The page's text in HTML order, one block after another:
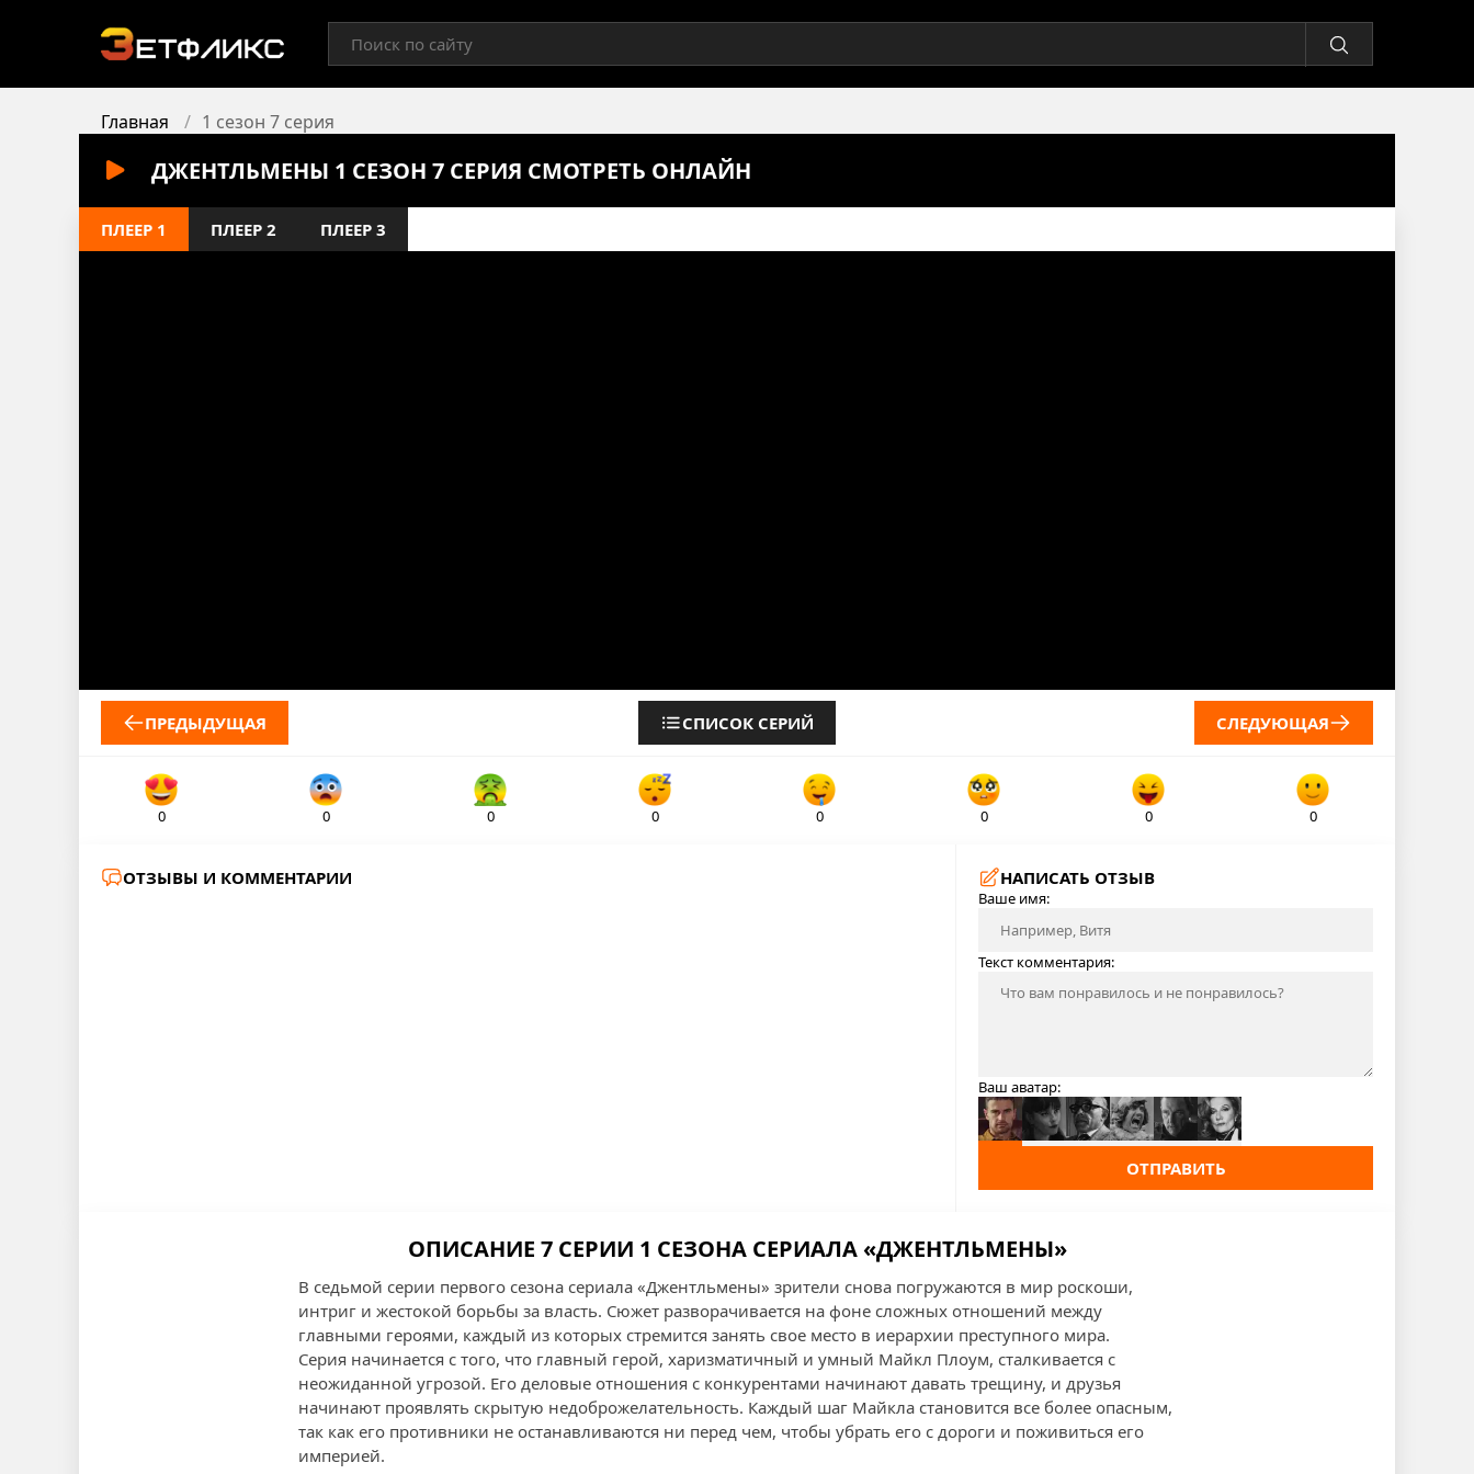
Главная 1 сезон 7 серия
ДЖЕНТЛЬМЕНЫ 1 СЕЗОН 7 СЕРИЯ СМОТРЕТЬ ОНЛАЙН
ПЛЕЕР 1 ПЛЕЕР 2 ПЛЕЕР 3
ПРЕДЫДУЩАЯ СПИСОК СЕРИЙ СЛЕДУЮЩАЯ
0 0 0 0 0 0 0 0
ОТЗЫВЫ И КОММЕНТАРИИ НАПИСАТЬ ОТЗЫВ
Ваше имя:
Текст комментария:
Ваш аватар:
ОТПРАВИТЬ
ОПИСАНИЕ 7 СЕРИИ 1 СЕЗОНА СЕРИАЛА «ДЖЕНТЛЬМЕНЫ»
В седьмой серии первого сезона сериала «Джентльмены» зрители снова погружаются в мир роскоши,
интриг и жестокой борьбы за власть. Сюжет разворачивается на фоне сложных отношений между
главными героями, каждый из которых стремится занять свое место в иерархии преступного мира.
Серия начинается с того, что главный герой, харизматичный и умный Майкл Плоум, сталкивается с
неожиданной угрозой. Его деловые отношения с конкурентами начинают давать трещину, и друзья
начинают проявлять скрытую недоброжелательность. Каждый шаг Майкла становится все более опасным,
так как его противники не останавливаются ни перед чем, чтобы убрать его с дороги и поживиться его
империей.